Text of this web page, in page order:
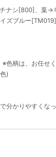
ナシ[800]、葉→
イズブルー
柄は、お任せく
)
分かりやすくな